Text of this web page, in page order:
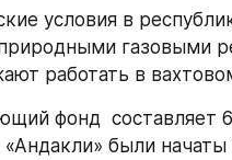
условия в
газовыми
работать в
фонд  составляет
были начаты